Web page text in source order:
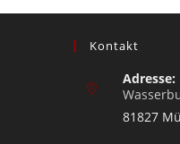
Kontakt
Adresse:
81827